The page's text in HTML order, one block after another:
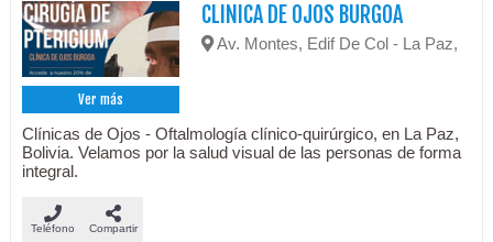
Ver más
CLINICA DE OJOS BURGOA
Av. Montes, Edif De Col - La Paz,
Clínicas de Ojos - Oftalmología clínico-quirúrgico, en La Paz,
Bolivia. Velamos por la salud visual de las personas de forma
integral.
Teléfono Compartir